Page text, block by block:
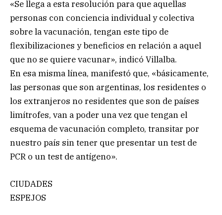
«Se llega a esta resolución para que aquellas
personas con conciencia individual y colectiva
sobre la vacunación, tengan este tipo de
flexibilizaciones y beneficios en relación a aquel
que no se quiere vacunar», indicó Villalba.
En esa misma línea, manifestó que, «básicamente,
las personas que son argentinas, los residentes o
los extranjeros no residentes que son de países
limítrofes, van a poder una vez que tengan el
esquema de vacunación completo, transitar por
nuestro país sin tener que presentar un test de
PCR o un test de antígeno».
CIUDADES
ESPEJOS